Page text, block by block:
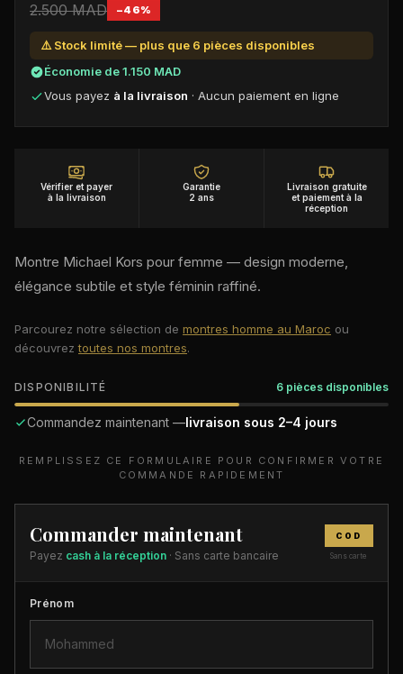
2.500MAD −46%
⚠️ Stock limité — plus que 6 pièces disponibles
Économie de1.150 MAD
Vous payez à la livraison · Aucun paiement en ligne
Vérifier et payer
à la livraison
Garantie
2 ans
Livraison gratuite
et paiement à la
réception
Montre Michael Kors pour femme — design moderne,
élégance subtile et style féminin raffiné.
Parcourez notre sélection de montres homme au Maroc ou
découvrez toutes nos montres.
DISPONIBILITÉ 6 pièces disponibles
Commandez maintenant —livraison sous 2–4 jours
REMPLISSEZ CE FORMULAIRE POUR CONFIRMER VOTRE
COMMANDE RAPIDEMENT
Commander maintenant
Payez cash à la réception · Sans carte bancaire
COD
Sans carte
Prénom